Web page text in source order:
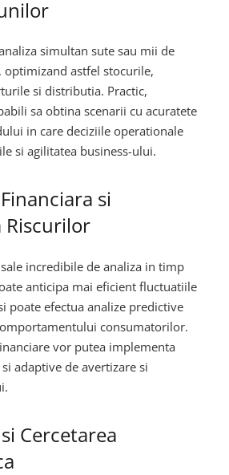
simultan sute sau mii de
astfel stocurile,
si distributia. Practic,
sa obtina scenarii cu acuratete
in care deciziile operationale
si agilitatea business-ului.
si
Riscurilor
incredibile de analiza in timp
anticipa mai eficient fluctuatiile
poate efectua analize predictive
consumatorilor.
vor putea implementa
adaptive de avertizare si
Cercetarea